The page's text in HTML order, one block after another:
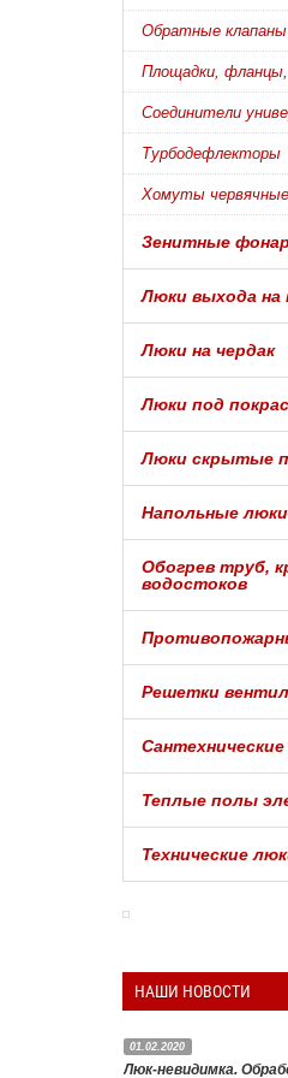
Обратные клапаны
Площадки, фланцы,
Соединители
Турбодефлекторы
Хомуты червячные
Зенитные
Люки выхода на
Люки на чердак
Люки под
Люки скрытые
Напольные люки
Обогрев труб,
водостоков
Решетки
Теплые полы
Технические
НАШИ НОВОСТИ
01.02.2020
Люк-невидимка.